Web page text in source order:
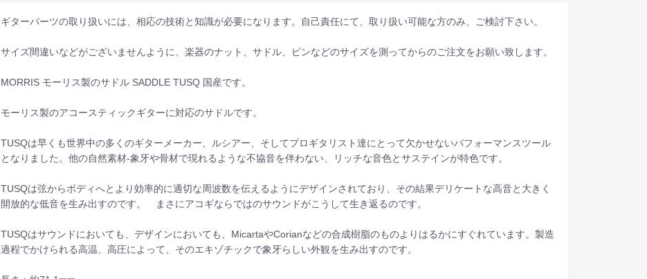
ギターパーツの取り扱いには、相応の技術と知識が必要になります。自己責任にて、取り扱い可能な方のみ、ご検討下さい。
サイズ間違いなどがございませんように、楽器のナット、サドル、ピンなどのサイズを測ってからのご注文をお願い致します。
MORRIS モーリス製のサドル SADDLE TUSQ 国産です。
モーリス製のアコースティックギターに対応のサドルです。
TUSQは早くも世界中の多くのギターメーカー、ルシアー、そしてプロギタリスト達にとって欠かせないパフォーマンスツール
となりました。他の自然素材-象牙や骨材で現れるような不協音を伴わない、リッチな音色とサステインが特色です。
TUSQは弦からボディへとより効率的に適切な周波数を伝えるようにデザインされており、その結果デリケートな高音と大きく
開放的な低音を生み出すのです。 まさにアコギならではのサウンドがこうして生き返るのです。
TUSQはサウンドにおいても、デザインにおいても、MicartaやCorianなどの合成樹脂のものよりはるかにすぐれています。製造
過程でかけられる高温、高圧によって、そのエキゾチックで象牙らしい外観を生み出すのです。